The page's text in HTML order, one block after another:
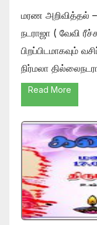
மரண அறிவித்தல் –
நடராஜா ( வேவி
பிறப்பிடமாகவும்
நிர்மலா
Read More